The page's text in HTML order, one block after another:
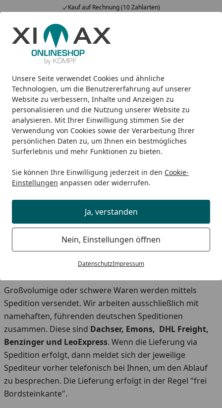
Unsere Seite verwendet Cookies und ähnliche
Technologien, um die Benutzererfahrung auf unserer
Website zu verbessern, Inhalte und Anzeigen zu
personalisieren und die Nutzung unserer Website zu
analysieren. Mit Ihrer Einwilligung stimmen Sie der
Verwendung von Cookies sowie der Verarbeitung Ihrer
persönlichen Daten zu, um Ihnen ein bestmögliches
Surferlebnis und mehr Funktionen zu bieten.
Sie können Ihre Einwilligung jederzeit in den Cookie-
Einstellungen anpassen oder widerrufen.
Ja, verstanden
Nein, Einstellungen öffnen
DatenschutzImpressum
Kauf auf Rechnung (10 Zahlarten)
Alle Produkte
Mein Konto
Suchen
Startseite
Wie wird meine Bestellung geliefert?
Wie wird meine Bestellung
geliefert?
Dies hängt vom Produkt, von seinem Volumen und
seinem Gewicht, ab.
Paket-Ware
Paket-Warewird überDHL, DPDoderGLS
Sie können in der Regel Ihren bevorzugten
Versanddienstleister im Bestellprozess (Checkout) selbst
wählen. Bei bestimmten Konstellationen (zum Beispiel
Sperrgut, persönliche Übergabe etc.) kann die Auswahl
eingeschränkt sein.
Großvolumige oder schwere Waren werden mittels
Spedition versendet. Wir arbeiten ausschließlich mit
namehaften, führenden deutschen Speditionen
zusammen. Diese sind Dachser, Emons, DHL Freight,
Benzinger und LeoExpress. Wenn die Lieferung via
Spedition erfolgt, dann meldet sich der jeweilige
Spediteur vorher telefonisch bei Ihnen, um den Ablauf
zu besprechen. Die Lieferung erfolgt in der Regel "frei
Bordsteinkante".